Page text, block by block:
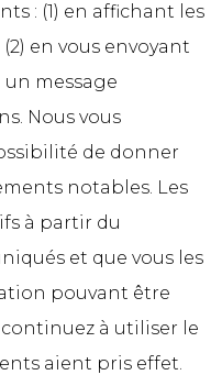
: (1) en affichant les
en vous envoyant
message
Nous vous
de donner
notables. Les
à partir du
et que vous les
pouvant être
à utiliser le
aient pris effet.